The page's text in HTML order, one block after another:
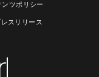
ンツポリシー
レスリリース